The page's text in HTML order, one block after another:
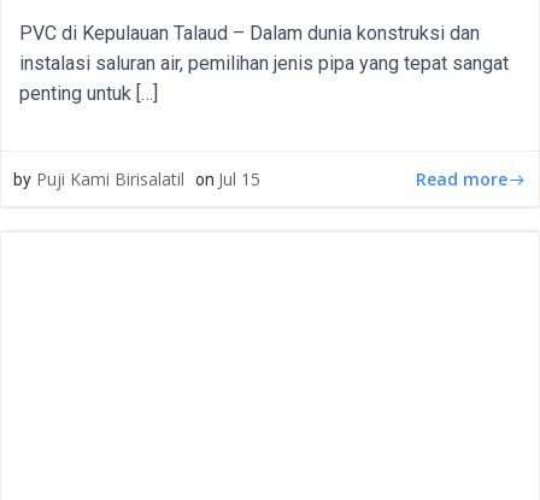
PVC di Kepulauan Talaud – Dalam dunia konstruksi dan
instalasi saluran air, pemilihan jenis pipa yang tepat sangat
penting untuk […]
by Puji Kami Birisalatil on Jul 15 Read more